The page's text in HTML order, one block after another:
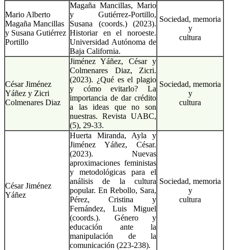
Mario Alberto
Magaña Mancillas
y Susana Gutiérrez
Portillo
Magaña Mancillas, Mario
y Gutiérrez-Portillo,
Susana (coords.) (2023).
Historiar en el noroeste.
Universidad Autónoma de
Baja California.
Sociedad, memoria
y
cultura
César Jiménez
Yáñez y Zicri
Colmenares Diaz
Jiménez Yáñez, César y
Colmenares Diaz, Zicri.
(2023). ¿Qué es el plagio
y cómo evitarlo? La
importancia de dar crédito
a las ideas que no son
nuestras. Revista UABC,
(5), 29-33.
Sociedad, memoria
y
cultura
César Jiménez
Yáñez
Huerta Miranda, Ayla y
Jiménez Yáñez, César.
(2023). Nuevas
aproximaciones feministas
y metodológicas para el
análisis de la cultura
popular. En Rebollo, Sara,
Pérez, Cristina y
Fernández, Luis Miguel
(coords.). Género y
educación ante la
manipulación de la
comunicación (223-238).
Sociedad, memoria
y
cultura